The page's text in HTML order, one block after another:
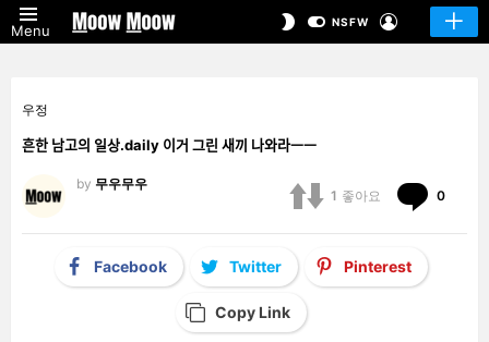
Menu
SWITCHNSFW
우정
흔한 남고의 일상.daily 이거 그린 새끼 나와라ㅡㅡ
by 무우무우
1 좋아요 0
Facebook Twitter Pinterest
Copy Link